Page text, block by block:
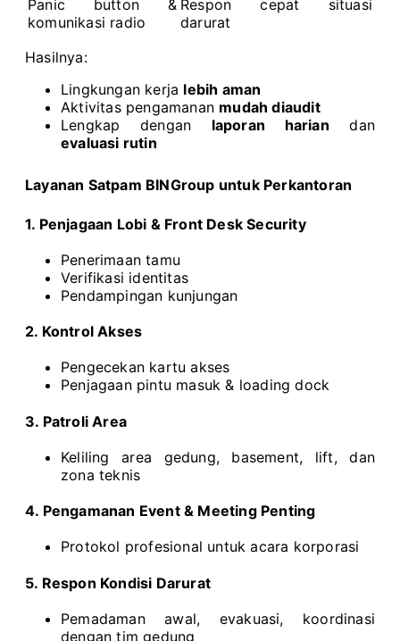
Panic button &
komunikasi radio
Respon cepat situasi
darurat
Hasilnya:
Lingkungan kerja lebih aman
Aktivitas pengamanan mudah diaudit
Lengkap dengan laporan harian dan
evaluasi rutin
Layanan Satpam BINGroup untuk Perkantoran
1. Penjagaan Lobi & Front Desk Security
Penerimaan tamu
Verifikasi identitas
Pendampingan kunjungan
2. Kontrol Akses
Pengecekan kartu akses
Penjagaan pintu masuk & loading dock
3. Patroli Area
Keliling area gedung, basement, lift, dan
zona teknis
4. Pengamanan Event & Meeting Penting
Protokol profesional untuk acara korporasi
5. Respon Kondisi Darurat
Pemadaman awal, evakuasi, koordinasi
dengan tim gedung